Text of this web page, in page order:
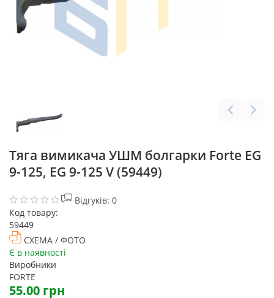
Тяга вимикача УШМ болгарки Forte EG
9-125, EG 9-125 V (59449)
Відгуків: 0
Код товару:
59449
СХЕМА / ФОТО
Є в наявності
Виробники
FORTE
55.00 грн